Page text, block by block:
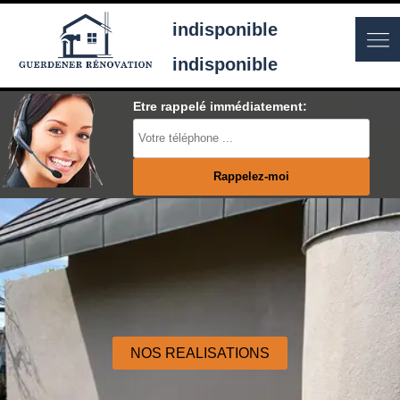
indisponible
indisponible
Etre rappelé immédiatement:
NOS REALISATIONS